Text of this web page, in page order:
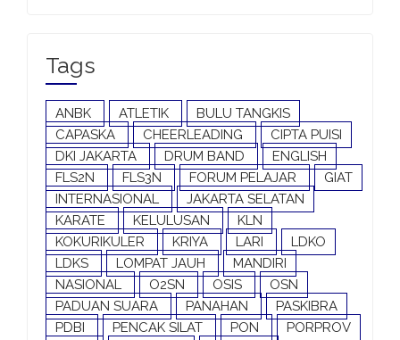
Tags
ANBK ATLETIK
BULU TANGKIS
CAPASKA
CHEERLEADING
CIPTA PUISI
DKI JAKARTA
DRUM BAND
ENGLISH
FLS2N
FLS3N FORUM PELAJAR
GIAT
INTERNASIONAL
JAKARTA SELATAN
KARATE
KELULUSAN
KLN
KOKURIKULER
KRIYA LARI
LDKO
LDKS
LOMPAT JAUH
MANDIRI
NASIONAL
O2SN OSIS
OSN
PADUAN SUARA
PANAHAN
PASKIBRA
PDBI
PENCAK SILAT PON
PORPROV